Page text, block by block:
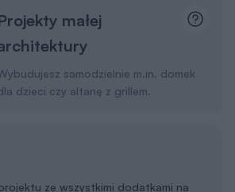
małej
samodzielnie m.in. domek
dzieci czy altanę z grillem.
ze wszystkimi dodatkami na